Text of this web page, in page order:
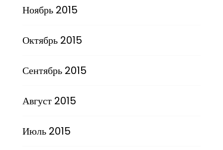
Ноябрь 2015
Октябрь 2015
Сентябрь 2015
Август 2015
Июль 2015